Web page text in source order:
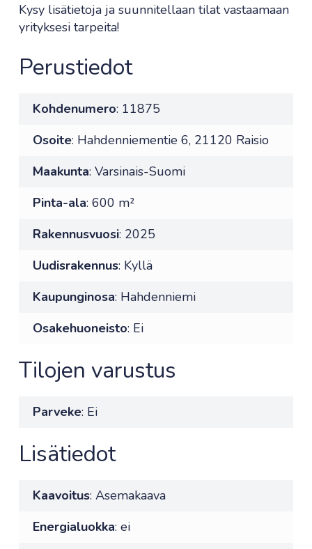
Kysy lisätietoja ja suunnitellaan tilat vastaamaan
yrityksesi tarpeita!
Perustiedot
Kohdenumero: 11875
Osoite: Hahdenniementie 6, 21120 Raisio
Maakunta: Varsinais-Suomi
Pinta-ala: 600 m²
Rakennusvuosi: 2025
Uudisrakennus: Kyllä
Kaupunginosa: Hahdenniemi
Osakehuoneisto: Ei
Tilojen varustus
Parveke: Ei
Lisätiedot
Kaavoitus: Asemakaava
Energialuokka: ei